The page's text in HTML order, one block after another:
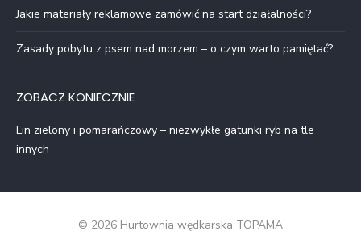
Jakie materiały reklamowe zamówić na start działalności?
Zasady pobytu z psem nad morzem – o czym warto pamiętać?
ZOBACZ KONIECZNIE
Lin zielony i pomarańczowy – niezwykłe gatunki ryb na tle
innych
© 2026 Hurtownia wędkarska TOPAMA